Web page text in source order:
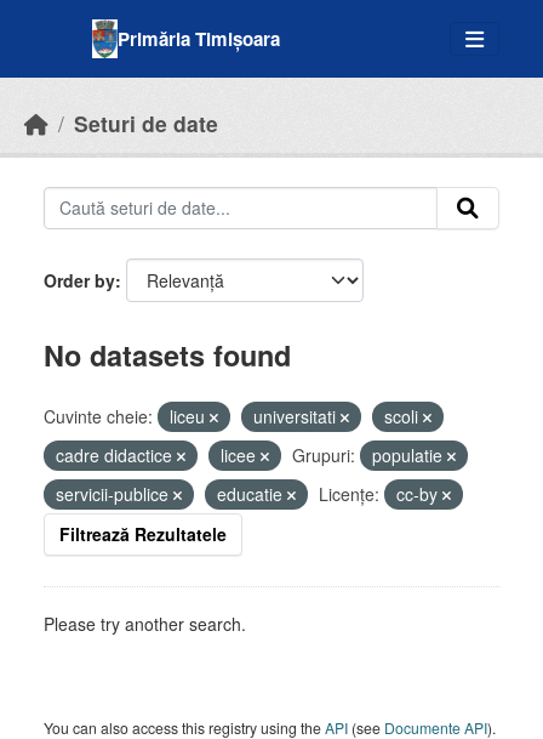
Primăria Timișoara
Seturi de date
Order by
No datasets found
Cuvinte cheie: liceu universitati
scoli
cadre didactice
licee Grupuri:
populatie
servicii-publice
educatie Licenţe:
cc-by
Filtrează Rezultatele
Please try another search.
You can also access this registry using theAPI (see Documente API).